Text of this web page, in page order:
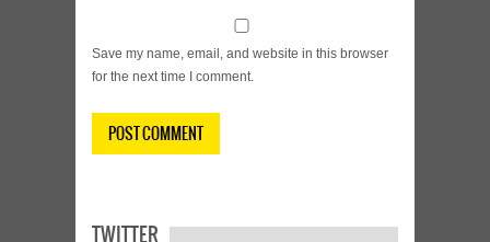
Save my name, email, and website in this browser
for the next time I comment.
TWITTER